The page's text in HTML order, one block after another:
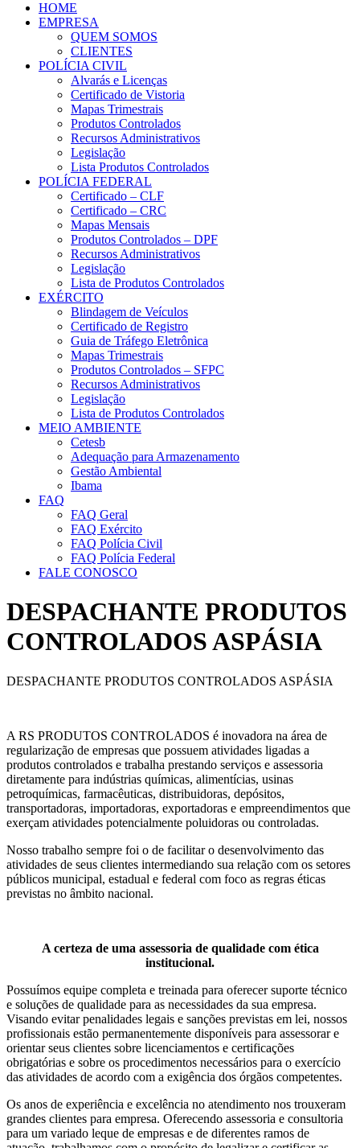
HOME
EMPRESA
QUEM SOMOS
CLIENTES
POLÍCIA CIVIL
Alvarás e Licenças
Certificado de Vistoria
Mapas Trimestrais
Produtos Controlados
Recursos Administrativos
Legislação
Lista Produtos Controlados
POLÍCIA FEDERAL
Certificado – CLF
Certificado – CRC
Mapas Mensais
Produtos Controlados – DPF
Recursos Administrativos
Legislação
Lista de Produtos Controlados
EXÉRCITO
Blindagem de Veículos
Certificado de Registro
Guia de Tráfego Eletrônica
Mapas Trimestrais
Produtos Controlados – SFPC
Recursos Administrativos
Legislação
Lista de Produtos Controlados
MEIO AMBIENTE
Cetesb
Adequação para Armazenamento
Gestão Ambiental
Ibama
FAQ
FAQ Geral
FAQ Exército
FAQ Polícia Civil
FAQ Polícia Federal
FALE CONOSCO
DESPACHANTE PRODUTOS
CONTROLADOS ASPÁSIA
DESPACHANTE PRODUTOS CONTROLADOS ASPÁSIA
A RS PRODUTOS CONTROLADOS é inovadora na área de
regularização de empresas que possuem atividades ligadas a
produtos controlados e trabalha prestando serviços e assessoria
diretamente para indústrias químicas, alimentícias, usinas
petroquímicas, farmacêuticas, distribuidoras, depósitos,
transportadoras, importadoras, exportadoras e empreendimentos que
exerçam atividades potencialmente poluidoras ou controladas.
Nosso trabalho sempre foi o de facilitar o desenvolvimento das
atividades de seus clientes intermediando sua relação com os setores
públicos municipal, estadual e federal com foco as regras éticas
previstas no âmbito nacional.
A certeza de uma assessoria de qualidade com ética
institucional.
Possuímos equipe completa e treinada para oferecer suporte técnico
e soluções de qualidade para as necessidades da sua empresa.
Visando evitar penalidades legais e sanções previstas em lei, nossos
profissionais estão permanentemente disponíveis para assessorar e
orientar seus clientes sobre licenciamentos e certificações
obrigatórias e sobre os procedimentos necessários para o exercício
das atividades de acordo com a exigência dos órgãos competentes.
Os anos de experiência e excelência no atendimento nos trouxeram
grandes clientes para empresa. Oferecendo assessoria e consultoria
para um variado leque de empresas e de diferentes ramos de